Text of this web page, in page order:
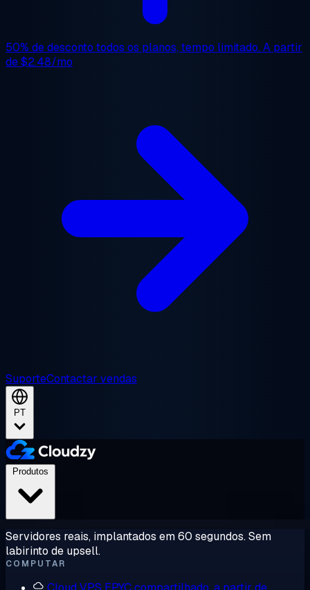
50% de desconto todos os planos, tempo limitado. A partir
de$2.48/mo
SuporteContactar vendas
PT
Servidores reais, implantados em 60 segundos. Sem
labirinto de upsell.
COMPUTAR